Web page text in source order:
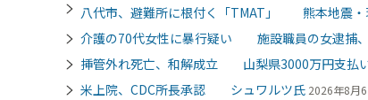
八代市、避難所に根付く「TMAT」 熊本地震・
介護の70代女性に暴行疑い 施設職員の女逮捕
挿管外れ死亡、和解成立 山梨県3000万円支払
米上院、CDC所長承認 シュワルツ氏 2026年8月